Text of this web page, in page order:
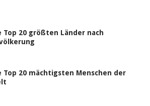
Top 20 größten Länder nach
Top 20 mächtigsten Menschen der